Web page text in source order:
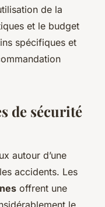
de la
et le budget
spécifiques et
de sécurité
autour d’une
accidents. Les
offrent une